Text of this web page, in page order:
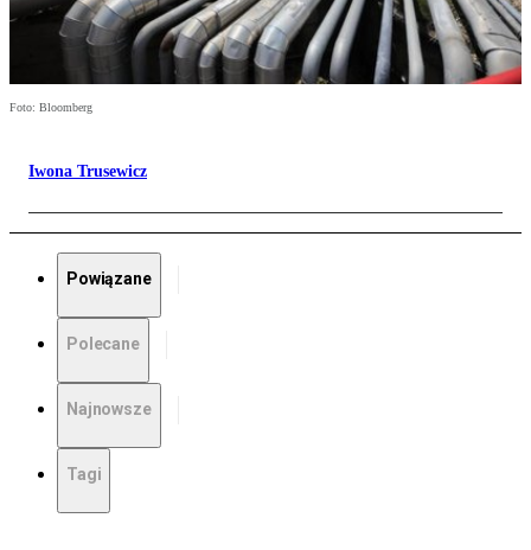
Foto: Bloomberg
Iwona Trusewicz
Powiązane
Polecane
Najnowsze
Tagi